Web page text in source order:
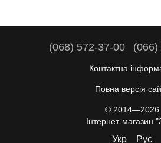
(068) 572-37-00 (066)
Контактна
Повна версія
© 2014—2026
Інтернет-магазин
Укр Рус